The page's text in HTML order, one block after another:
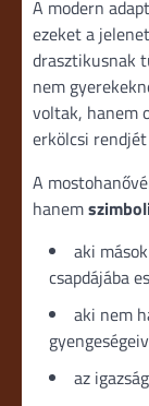
A modern
ezeket a
drasztikusnak
nem
voltak, hanem
erkölcsi
A
hanem
aki
csapdájába
aki nem
az